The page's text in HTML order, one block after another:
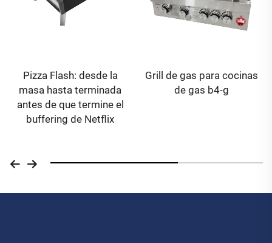
Grill de gas para cocinas
de gas b4-g
¡Pizza en 2 minutos! Horno
eléctrico para pizza LQ-